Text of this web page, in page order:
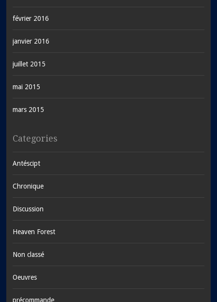
février 2016
janvier 2016
juillet 2015
mai 2015
mars 2015
Categories
Antéscipt
Chronique
Discussion
Heaven Forest
Non classé
Oeuvres
précommande